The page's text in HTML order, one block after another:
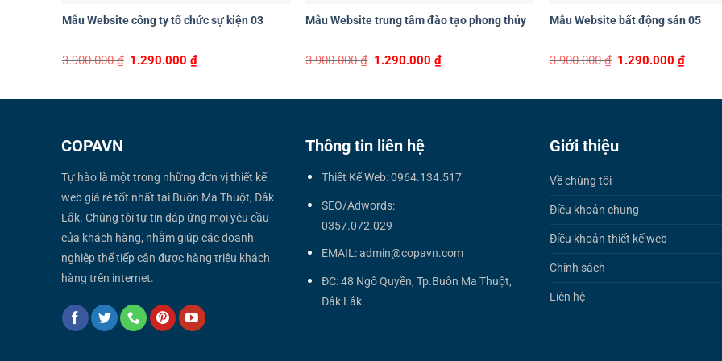
Mẫu Website công ty tổ chức sự kiện 03
3.900.000₫ Original
1.290.000₫Current
Mẫu Website trung tâm đào tạo phong thủy
3.900.000₫ Original
1.290.000 ₫Current
price
Mẫu Website bất động sản 05
3.900.000₫ Original
1.290.000₫Current
COPAVN
Tự hào là một trong những đơn vị thiết kế
web giá rẻ tốt nhất tại Buôn Ma Thuột, Đắk
Lắk. Chúng tôi tự tin đáp ứng mọi yêu cầu
của khách hàng, nhằm giúp các doanh
nghiệp thể tiếp cận được hàng triệu khách
hàng trên internet.
Thông tin liên hệ
Thiết Kế Web: 0964.134.517
SEO/Adwords:
0357.072.029
EMAIL: admin@copavn.com
ĐC: 48 Ngô Quyền, Tp.Buôn Ma Thuột,
Đắk Lắk.
Giới thiệu
Về chúng tôi
Điều khoản chung
Điều khoản thiết kế web
Chính sách
Liên hệ